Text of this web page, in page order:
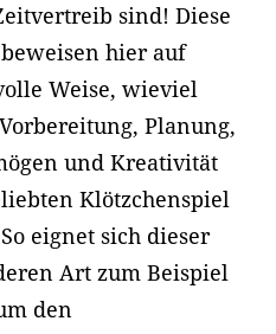
sind! Diese
hier auf
Weise, wieviel
Planung,
und Kreativität
Klötzchenspiel
eignet sich dieser
Art zum Beispiel
den